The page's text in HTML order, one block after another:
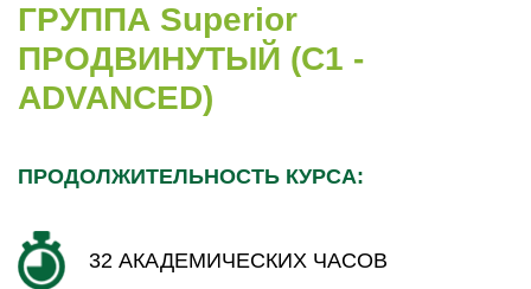
ГРУППА Superior
ПРОДВИНУТЫЙ (C1 -
ADVANCED)
ПРОДОЛЖИТЕЛЬНОСТЬ КУРСА:
32 АКАДЕМИЧЕСКИХ ЧАСОВ